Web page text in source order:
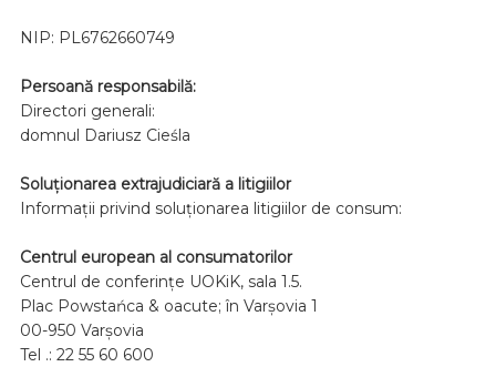
NIP: PL6762660749
Persoană responsabilă:
Directori generali:
domnul Dariusz Cieśla
Soluționarea extrajudiciară a litigiilor
Informații privind soluționarea litigiilor de consum:
Centrul european al consumatorilor
Centrul de conferințe UOKiK, sala 1.5.
Plac Powstańca & oacute; în Varșovia 1
00-950 Varşovia
Tel .: 22 55 60 600